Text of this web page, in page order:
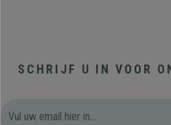
SCHRIJF U IN VOOR